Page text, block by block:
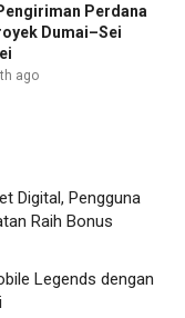
Perdana
Dumai–Sei
ago
Digital, Pengguna
Raih Bonus
Legends dengan